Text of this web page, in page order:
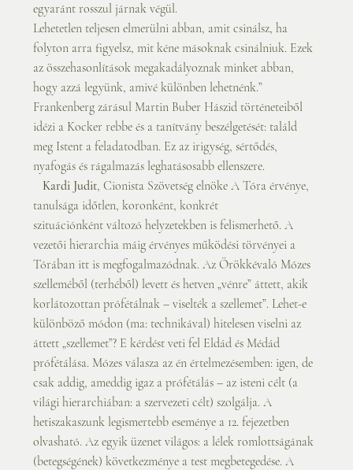
egyaránt rosszul járnak végül.
Lehetetlen teljesen elmerülni abban, amit csinálsz, ha
folyton arra figyelsz, mit kéne másoknak csinálniuk. Ezek
az összehasonlítások megakadályoznak minket abban,
hogy azzá legyünk, amivé különben lehetnénk.”
Frankenberg zárásul Martin Buber Hászid történeteiből
idézi a Kocker rebbe és a tanítvány beszélgetését: találd
meg Istent a feladatodban. Ez az irigység, sértődés,
nyafogás és rágalmazás leghatásosabb ellenszere.
Kardi Judit, Cionista Szövetség elnöke A Tóra érvénye,
tanulsága időtlen, koronként, konkrét
szituációnként változó helyzetekben is felismerhető. A
vezetői hierarchia máig érvényes működési törvényei a
Tórában itt is megfogalmazódnak. Az Örökkévaló Mózes
szelleméből (terhéből) levett és hetven „vénre” áttett, akik
korlátozottan prófétálnak – viselték a szellemet”. Lehet-e
különböző módon (ma: technikával) hitelesen viselni az
áttett „szellemet”? E kérdést veti fel Eldád és Médád
prófétálása. Mózes válasza az én értelmezésemben: igen, de
csak addig, ameddig igaz a prófétálás – az isteni célt (a
világi hierarchiában: a szervezeti célt) szolgálja. A
hetiszakaszunk legismertebb eseménye a 12. fejezetben
olvasható. Az egyik üzenet világos: a lélek romlottságának
(betegségének) következménye a test megbetegedése. A